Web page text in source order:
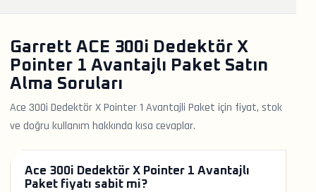
Garrett ACE 300i Dedektör X
Pointer 1 Avantajlı Paket Satın
Alma Soruları
Ace 300i Dedektör X Pointer 1 Avantajli Paket için fiyat, stok
ve doğru kullanım hakkında kısa cevaplar.
Ace 300i Dedektör X Pointer 1 Avantajlı
Paket fiyatı sabit mi?